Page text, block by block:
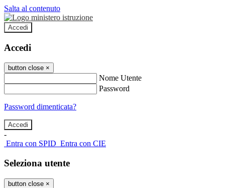
Salta al contenuto
Accedi
Accedi
button close ×
Nome Utente
Password
Password dimenticata?
-
Entra con SPID Entra con CIE
Seleziona utente
button close ×